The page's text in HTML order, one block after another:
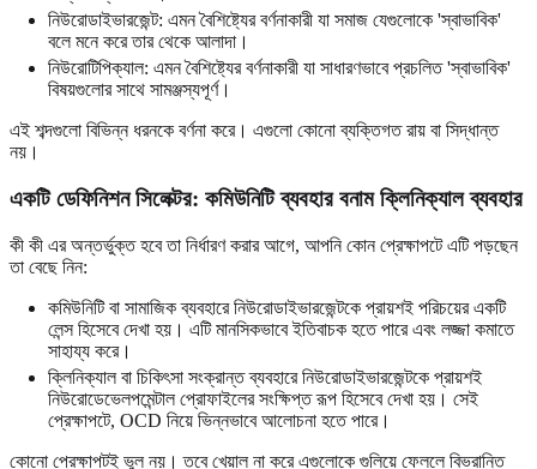
নিউরোডাইভারজেন্ট: এমন বৈশিষ্ট্যের বর্ণনাকারী যা সমাজ যেগুলোকে 'স্বাভাবিক'
বলে মনে করে তার থেকে আলাদা।
নিউরোটিপিক্যাল: এমন বৈশিষ্ট্যের বর্ণনাকারী যা সাধারণভাবে প্রচলিত 'স্বাভাবিক'
বিষয়গুলোর সাথে সামঞ্জস্যপূর্ণ।
এই শব্দগুলো বিভিন্ন ধরনকে বর্ণনা করে। এগুলো কোনো ব্যক্তিগত রায় বা সিদ্ধান্ত
নয়।
একটি ডেফিনিশন সিলেক্টর: কমিউনিটি ব্যবহার বনাম ক্লিনিক্যাল ব্যবহার
কী কী এর অন্তর্ভুক্ত হবে তা নির্ধারণ করার আগে, আপনি কোন প্রেক্ষাপটে এটি পড়ছেন
তা বেছে নিন:
কমিউনিটি বা সামাজিক ব্যবহারে নিউরোডাইভারজেন্টকে প্রায়শই পরিচয়ের একটি
লেন্স হিসেবে দেখা হয়। এটি মানসিকভাবে ইতিবাচক হতে পারে এবং লজ্জা কমাতে
সাহায্য করে।
ক্লিনিক্যাল বা চিকিৎসা সংক্রান্ত ব্যবহারে নিউরোডাইভারজেন্টকে প্রায়শই
নিউরোডেভেলপমেন্টাল প্রোফাইলের সংক্ষিপ্ত রূপ হিসেবে দেখা হয়। সেই
প্রেক্ষাপটে, OCD নিয়ে ভিন্নভাবে আলোচনা হতে পারে।
কোনো প্রেক্ষাপটই ভুল নয়। তবে খেয়াল না করে এগুলোকে গুলিয়ে ফেললে বিভ্রান্তি